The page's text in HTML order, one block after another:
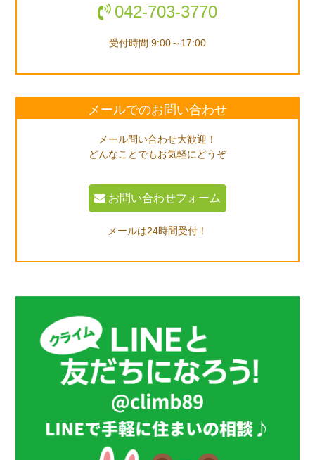
042-703-3770
受付時間 9:00～17:00
メールでのお問い合わせ
メール問い合わせ大歓迎！
どんなことでもお気軽にどうぞ
お問い合わせフォーム
メールは24時間受付！